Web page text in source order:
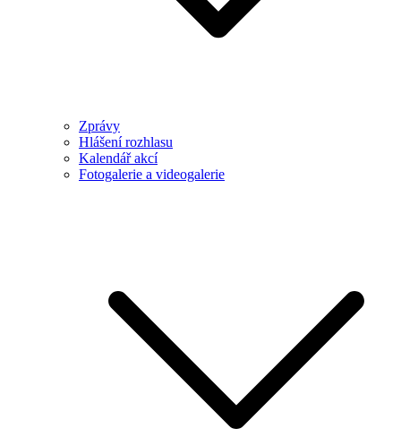
Zprávy
Hlášení rozhlasu
Kalendář akcí
Fotogalerie a videogalerie